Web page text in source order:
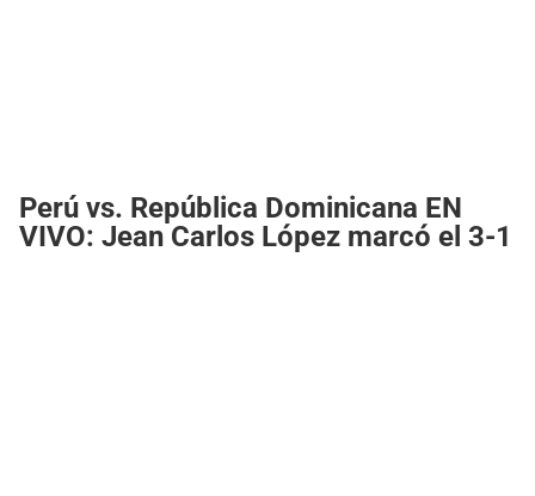
Perú vs. República Dominicana EN
VIVO: Jean Carlos López marcó el 3-1